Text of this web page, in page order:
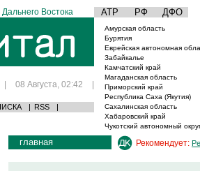
Востока АТР РФ ДФО
| 08 Августа, 02:42 |
| RSS |
Амурская область
Бурятия
Еврейская автономная
Забайкалье
Камчатский край
Магаданская область
Приморский край
Республика Саха (Якутия)
Сахалинская область
Хабаровский край
Чукотский автономный
главная Рекомендует: